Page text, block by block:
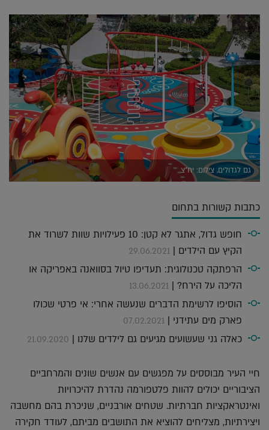
גם לגדולים, צילום: יח"צ
כתבות קשורות בתחום
חופש גדול, אתגר לא קטן: 10 פעילויות שוות לשרוד את
הקיץ עם הילדים | 29.06.2021
הרפתקה טכנולוגית: תעדיפו טיול בסוואנה באפריקה או
הליכה על הירח? | 13.06.2021
הוסיפו לרשימת הדברים שנעשה אחרי: אי פרטי שכולו
פארק מים עתידני | 07.02.2021
כאלה גני שעשועים מגיעים גם לילדים שלנו | 21.09.2020
חיי העיר מבוססים על מפגשים עם אנשים שונים והמרחביים
הציבוריים יכולים להוות פלטפורמה נהדרת להיכרויות
ואינטראקציות חברתיות. שטחים אורבניים, שניכרת בהם מחשבה
ויצירתיות, מצליחים להוציא את התושבים מביתם, לעודד חקירה